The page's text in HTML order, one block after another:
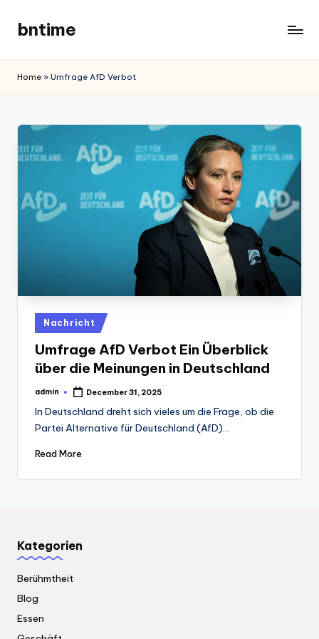
content
bntime
Home » Umfrage AfD Verbot
Posted
in
Nachricht
Umfrage AfD Verbot Ein Überblick
über die Meinungen in Deutschland
Posted
admin December 31, 2025
In Deutschland dreht sich vieles um die Frage, ob die
Partei Alternative für Deutschland (AfD)…
Read More
Kategorien
Berühmtheit
Blog
Essen